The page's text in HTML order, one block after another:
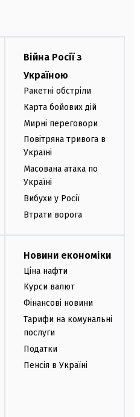
Війна Росії з
Україною
Ракетні обстріли
Карта бойових дій
Мирні переговори
Повітряна тривога в
Україні
Масована атака по
Україні
Вибухи у Росії
Втрати ворога
Новини економіки
Ціна нафти
Курси валют
Фінансові новини
Тарифи на комунальні
послуги
Податки
Пенсія в Україні